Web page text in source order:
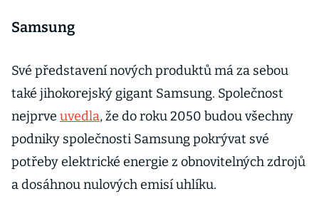
Samsung
Své představení nových produktů má za sebou
také jihokorejský gigant Samsung. Společnost
nejprve uvedla, že do roku 2050 budou všechny
podniky společnosti Samsung pokrývat své
potřeby elektrické energie z obnovitelných zdrojů
a dosáhnou nulových emisí uhlíku.